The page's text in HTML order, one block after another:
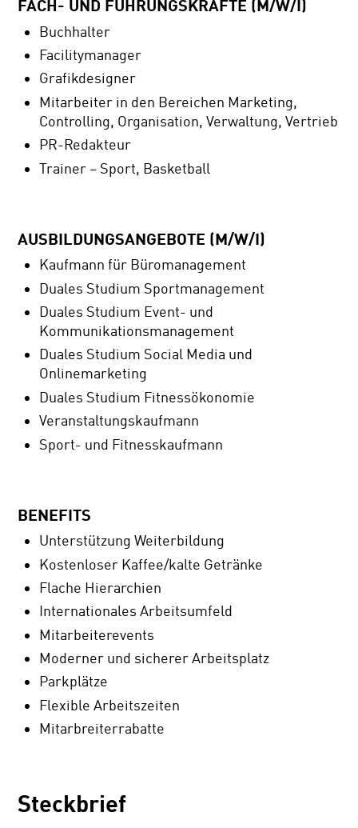
FACH- UND FÜHRUNGSKRÄFTE (M/W/I)
Buchhalter
Facilitymanager
Grafikdesigner
Mitarbeiter in den Bereichen Marketing,
Controlling, Organisation, Verwaltung, Vertrieb
PR-Redakteur
Trainer – Sport, Basketball
AUSBILDUNGSANGEBOTE (M/W/I)
Kaufmann für Büromanagement
Duales Studium Sportmanagement
Duales Studium Event- und
Kommunikationsmanagement
Duales Studium Social Media und
Onlinemarketing
Duales Studium Fitnessökonomie
Veranstaltungskaufmann
Sport- und Fitnesskaufmann
BENEFITS
Unterstützung Weiterbildung
Kostenloser Kaffee/kalte Getränke
Flache Hierarchien
Internationales Arbeitsumfeld
Mitarbeiterevents
Moderner und sicherer Arbeitsplatz
Parkplätze
Flexible Arbeitszeiten
Mitarbreiterrabatte
Steckbrief